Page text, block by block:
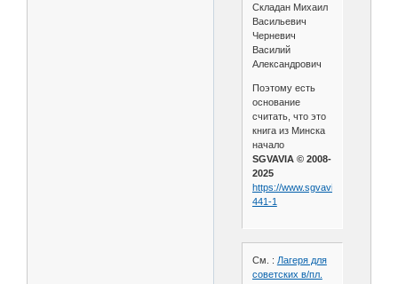
Складан Михаил
Васильевич
Черневич
Василий
Александрович
Поэтому есть
основание
считать, что это
книга из Минска
начало
SGVAVIA © 2008-
2025
https://www.sgvavia.ru/forum/
441-1
См. : Лагеря для
советских в/пл.